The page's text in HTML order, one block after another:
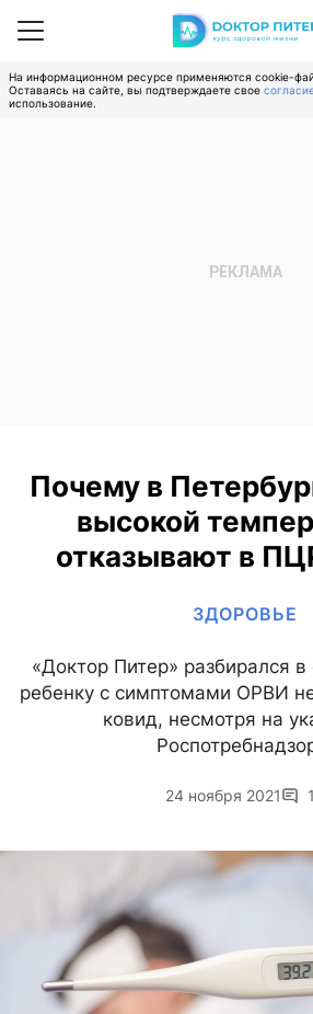
На информационном ресурсе применяются cookie-
Оставаясь на сайте, вы подтверждаете свое
использование.
Почему в
высокой
отказывают в
ЗДОРОВЬЕ
«Доктор Питер» разбирался в
ребенку с симптомами ОРВИ
ковид, несмотря на
24 ноября 2021